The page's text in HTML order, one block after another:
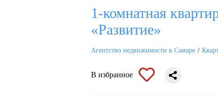
1-комнатная
«Развитие»
Агентство недвижимости в Самаре
В избранное